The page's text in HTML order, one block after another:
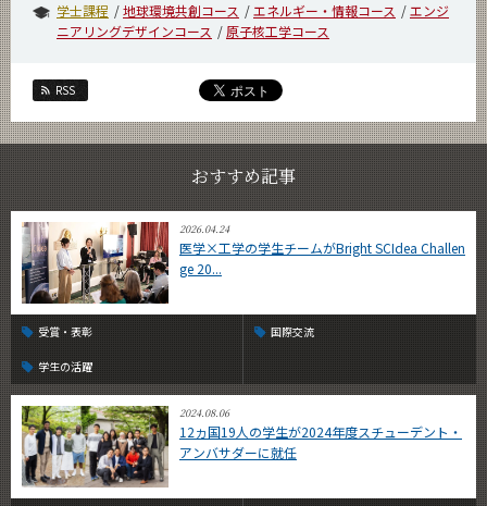
学士課程
地球環境共創コース エネルギー・情報コース
エンジ
ニアリングデザインコース
原子核工学コース
RSS
おすすめ記事
2026.04.24
医学×工学の学生チームがBright SCIdea Challen
ge 20...
受賞・表彰 国際交流
学生の活躍
2024.08.06
12ヵ国19人の学生が2024年度スチューデント・
アンバサダーに就任